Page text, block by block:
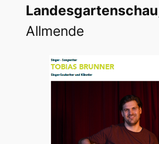
Landesgartenschau
Allmende